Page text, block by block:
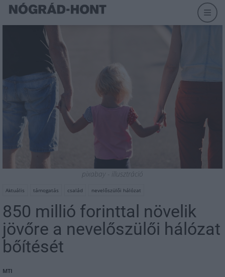
pixabay - illusztráció
Aktuális támogatás család nevelőszülői hálózat
850 millió forinttal növelik
jövőre a nevelőszülői hálózat
bőítését
MTI